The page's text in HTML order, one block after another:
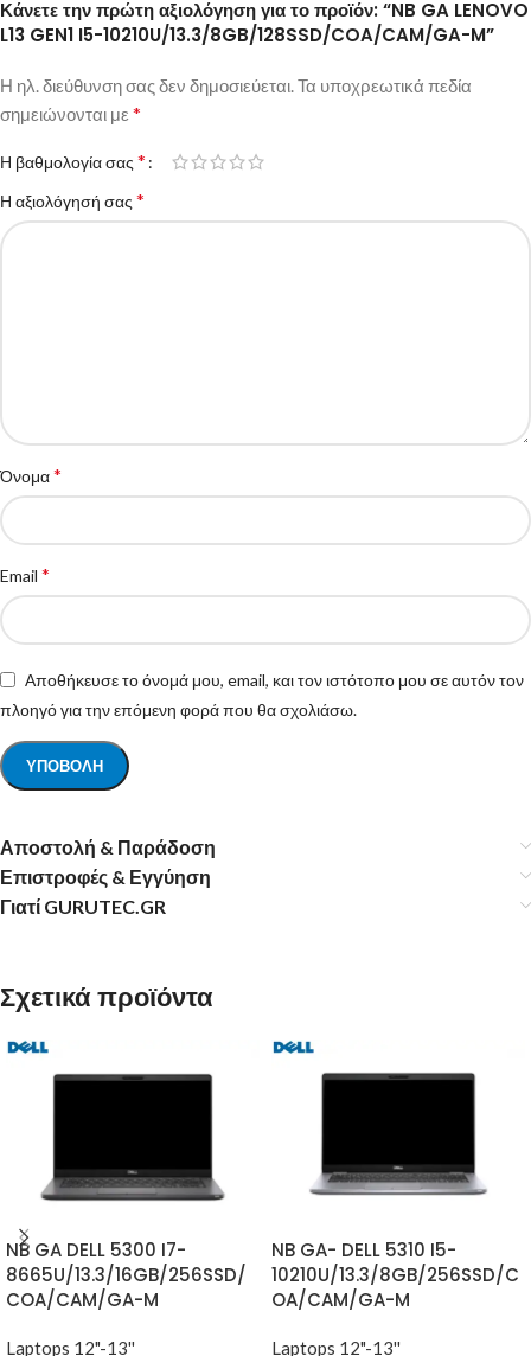
Κάνετε την πρώτη αξιολόγηση για το προϊόν: “NB GA LENOVO
L13 GEN1 I5-10210U/13.3/8GB/128SSD/COA/CAM/GA-M”
Η ηλ. διεύθυνση σας δεν δημοσιεύεται.Τα υποχρεωτικά πεδία
σημειώνονται με *
Η βαθμολογία σας *
Η αξιολόγησή σας *
Όνομα*
Email *
Αποθήκευσε το όνομά μου, email, και τον ιστότοπο μου σε αυτόν τον
πλοηγό για την επόμενη φορά που θα σχολιάσω.
Αποστολή & Παράδοση
Επιστροφές & Εγγύηση
Γιατί GURUTEC.GR
Σχετικά προϊόντα
NB GA DELL 5300 I7-
8665U/13.3/16GB/256SSD/
COA/CAM/GA-M
Laptops 12"-13''
NB GA- DELL 5310 I5-
10210U/13.3/8GB/256SSD/C
OA/CAM/GA-M
Laptops 12"-13''